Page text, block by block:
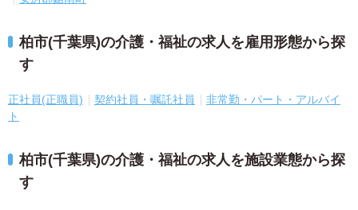
柏市(千葉県)の介護・福祉の求人を雇用形態から探
す
正社員(正職員) 契約社員・嘱託社員
非常勤・パート・アルバイ
ト
柏市(千葉県)の介護・福祉の求人を施設業態から探
す